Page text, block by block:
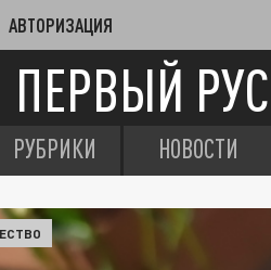
АВТОРИЗАЦИЯ
ПЕРВЫЙ
РУБРИКИ НОВОСТИ